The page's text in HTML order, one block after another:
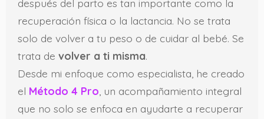
después del parto es tan importante como la
recuperación física o la lactancia. No se trata
solo de volver a tu peso o de cuidar al bebé. Se
trata de volver a ti misma.
Desde mi enfoque como especialista, he creado
el Método 4 Pro , un acompañamiento integral
que no solo se enfoca en ayudarte a recuperar